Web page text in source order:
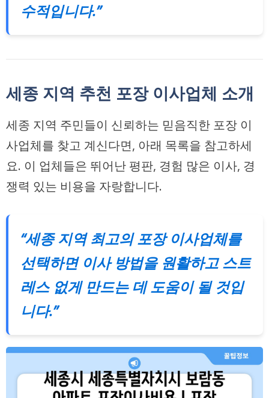
수적입니다.”
세종 지역 추천 포장 이사업체 소개
세종 지역 주민들이 신뢰하는 믿음직한 포장 이
사업체를 찾고 계신다면, 아래 목록을 참고하세
요. 이 업체들은 뛰어난 평판, 경험 많은 이사, 경
쟁력 있는 비용을 자랑합니다.
“세종 지역 최고의 포장 이사업체를
선택하면 이사 방법을 원활하고 스트
레스 없게 만드는 데 도움이 될 것입
니다.”